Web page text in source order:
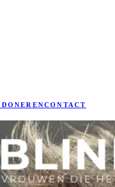
DONERENCONTACT